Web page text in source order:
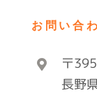
お問い合
〒
長野